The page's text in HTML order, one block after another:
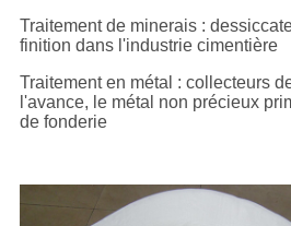
Traitement de minerais :
finition dans l'industrie cimentière
Traitement en métal : collecteurs
l'avance, le métal non précieux
de fonderie